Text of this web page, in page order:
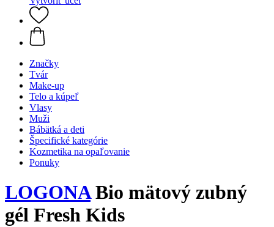
Značky
Tvár
Make-up
Telo a kúpeľ
Vlasy
Muži
Bábätká a deti
Špecifické kategórie
Kozmetika na opaľovanie
Ponuky
LOGONABio mätový zubný
gél Fresh Kids